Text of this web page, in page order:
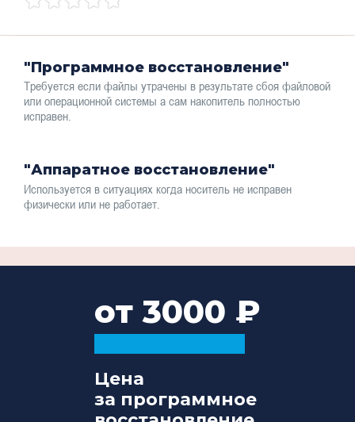
"Программное восстановление"
Требуется если файлы утрачены в результате сбоя файловой
или операционной системы а сам накопитель полностью
исправен.
"Аппаратное восстановление"
Используется в ситуациях когда носитель не исправен
физически или не работает.
от 3000
Цена
за программное